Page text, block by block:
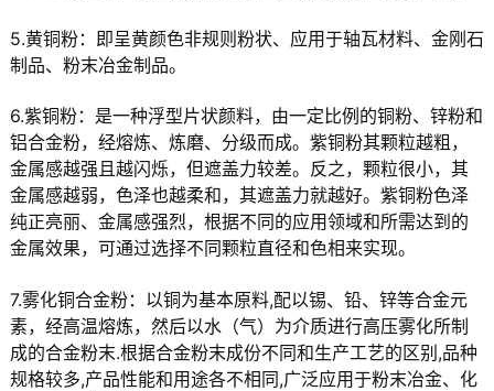
5.黄铜粉：即呈黄颜色非规则粉状、应用于轴瓦材料、金刚石
制品、粉末冶金制品。
6.紫铜粉：是一种浮型片状颜料，由一定比例的铜粉、锌粉和
铝合金粉，经熔炼、炼磨、分级而成。紫铜粉其颗粒越粗，
金属感越强且越闪烁，但遮盖力较差。反之，颗粒很小，其
金属感越弱，色泽也越柔和，其遮盖力就越好。紫铜粉色泽
纯正亮丽、金属感强烈，根据不同的应用领域和所需达到的
金属效果，可通过选择不同颗粒直径和色相来实现。
7.雾化铜合金粉：以铜为基本原料,配以锡、铅、锌等合金元
素，经高温熔炼，然后以水（气）为介质进行高压雾化所制
成的合金粉末.根据合金粉末成份不同和生产工艺的区别,品种
规格较多,产品性能和用途各不相同,广泛应用于粉末冶金、化